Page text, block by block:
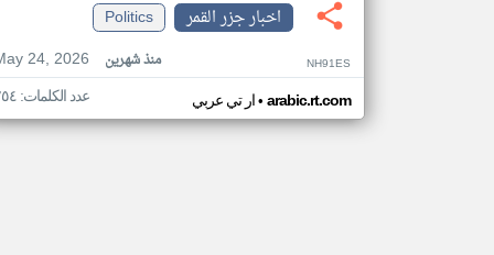
اخبار جزر القمر
Politics
24, 2026
منذ شهرين NH91ES
ار تي عربي• arabic.rt.com عدد الكلمات: ٢٥٤